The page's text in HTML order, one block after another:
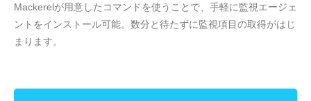
Mackerelが用意したコマンドを使うことで、手軽に監視エージェ
ントをインストール可能。数分と待たずに監視項目の取得がはじ
まります。